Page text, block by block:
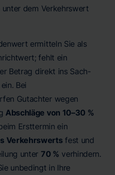
dem Verkehrswert
ermitteln Sie als
fehlt ein
Betrag direkt ins Sach-
Bei
Gutachter wegen
Abschläge von 10–30 %
Ersttermin ein
Verkehrswerts fest und
unter 70 % verhindern.
unbedingt in Ihre